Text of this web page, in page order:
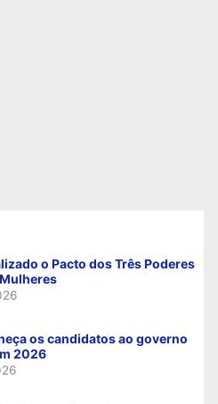
o Pacto dos Três Poderes
os candidatos ao governo
2026